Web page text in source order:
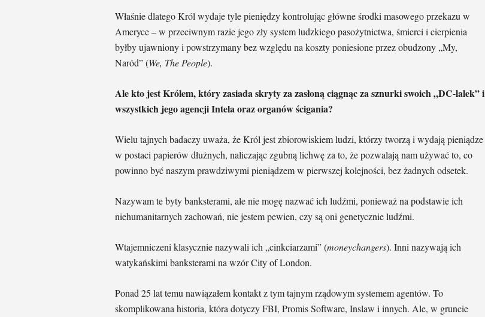
Właśnie dlatego Król wydaje tyle pieniędzy kontrolując główne środki masowego przekazu w
Ameryce – w przeciwnym razie jego zły system ludzkiego pasożytnictwa, śmierci i cierpienia
byłby ujawniony i powstrzymany bez względu na koszty poniesione przez obudzony „My,
Naród” (We, The People).
Ale kto jest Królem, który zasiada skryty za zasłoną ciągnąc za sznurki swoich „DC-lalek” i
wszystkich jego agencji Intela oraz organów ścigania?
Wielu tajnych badaczy uważa, że Król jest zbiorowiskiem ludzi, którzy tworzą i wydają pieniądze
w postaci papierów dłużnych, naliczając zgubną lichwę za to, że pozwalają nam używać to, co
powinno być naszym prawdziwymi pieniądzem w pierwszej kolejności, bez żadnych odsetek.
Nazywam te byty banksterami, ale nie mogę nazwać ich ludźmi, ponieważ na podstawie ich
niehumanitarnych zachowań, nie jestem pewien, czy są oni genetycznie ludźmi.
Wtajemniczeni klasycznie nazywali ich „cinkciarzami” (moneychangers). Inni nazywają ich
watykańskimi banksterami na wzór City of London.
Ponad 25 lat temu nawiązałem kontakt z tym tajnym rządowym systemem agentów. To
skomplikowana historia, która dotyczy FBI, Promis Software, Inslaw i innych. Ale, w gruncie